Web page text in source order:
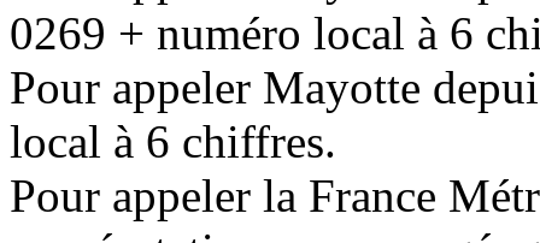
0269 + numéro local à 6
Pour appeler Mayotte
local à 6 chiffres.
Pour appeler la France